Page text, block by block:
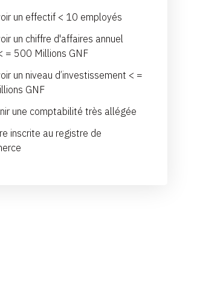
un effectif < 10 employés
un chiffre d'affaires annuel
= 500 Millions GNF
un niveau d’investissement < =
GNF
une comptabilité très allégée
inscrite au registre de